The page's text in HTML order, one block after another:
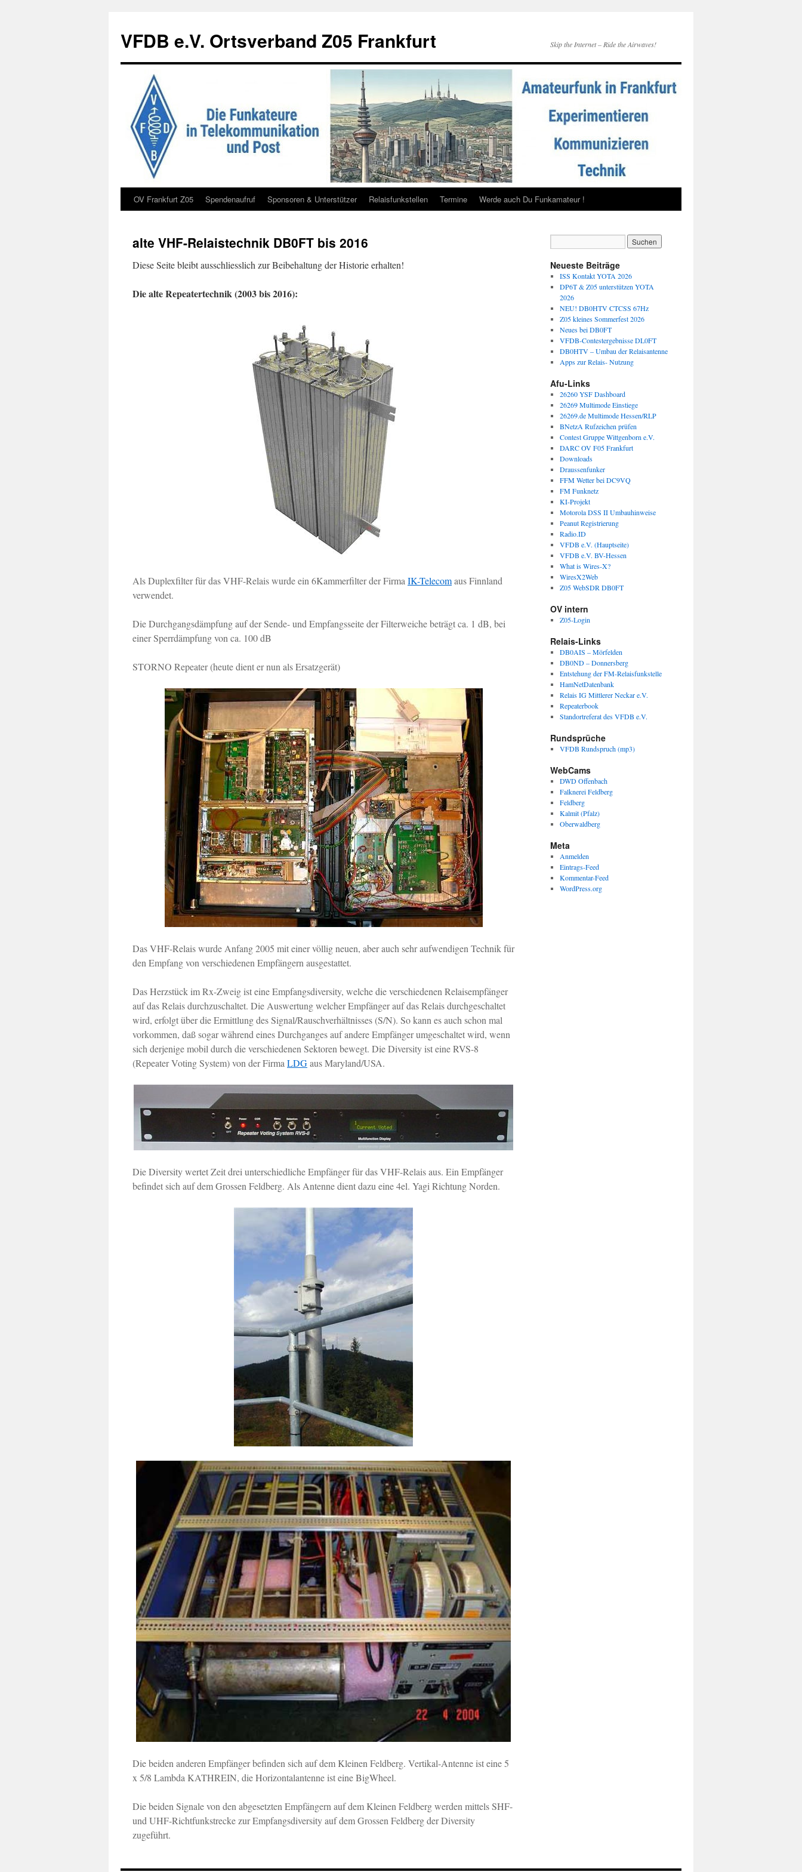
springen
VFDB e.V. Ortsverband Z05 Frankfurt Skip the Internet – Ride the Airwaves!
OV Frankfurt Z05 Spendenaufruf Sponsoren & Unterstützer Relaisfunkstellen Termine Werde auch Du Funkamateur !
alte VHF-Relaistechnik DB0FT bis 2016
Diese Seite bleibt ausschliesslich zur Beibehaltung der Historie erhalten!
Die alte Repeatertechnik (2003 bis 2016):
Als Duplexfilter für das VHF-Relais wurde ein 6Kammerfilter der Firma IK-Telecomaus Finnland
verwendet.
Die Durchgangsdämpfung auf der Sende- und Empfangsseite der Filterweiche beträgt ca. 1 dB, bei
einer Sperrdämpfung von ca. 100 dB
STORNO Repeater (heute dient er nun als Ersatzgerät)
Das VHF-Relais wurde Anfang 2005 mit einer völlig neuen, aber auch sehr aufwendigen Technik für
den Empfang von verschiedenen Empfängern ausgestattet.
Das Herzstück im Rx-Zweig ist eine Empfangsdiversity, welche die verschiedenen Relaisempfänger
auf das Relais durchzuschaltet. Die Auswertung welcher Empfänger auf das Relais durchgeschaltet
wird, erfolgt über die Ermittlung des Signal/Rauschverhältnisses (S/N). So kann es auch schon mal
vorkommen, daß sogar während eines Durchganges auf andere Empfänger umgeschaltet wird, wenn
sich derjenige mobil durch die verschiedenen Sektoren bewegt. Die Diversity ist eine RVS-8
(Repeater Voting System) von der Firma LDGaus Maryland/USA.
Die Diversity wertet Zeit drei unterschiedliche Empfänger für das VHF-Relais aus. Ein Empfänger
befindet sich auf dem Grossen Feldberg. Als Antenne dient dazu eine 4el. Yagi Richtung Norden.
Die beiden anderen Empfänger befinden sich auf dem Kleinen Feldberg. Vertikal-Antenne ist eine 5
x 5/8 Lambda KATHREIN, die Horizontalantenne ist eine BigWheel.
Die beiden Signale von den abgesetzten Empfängern auf dem Kleinen Feldberg werden mittels SHF-
und UHF-Richtfunkstrecke zur Empfangsdiversity auf dem Grossen Feldberg der Diversity
zugeführt.
Neueste Beiträge
ISS Kontakt YOTA 2026
DP6T & Z05 unterstützen YOTA
2026
NEU! DB0HTV CTCSS 67Hz
Z05 kleines Sommerfest 2026
Neues bei DB0FT
VFDB-Contestergebnisse DL0FT
DB0HTV – Umbau der Relaisantenne
Apps zur Relais- Nutzung
Afu-Links
26260 YSF Dashboard
26269 Multimode Einstiege
26269.de Multimode Hessen/RLP
BNetzA Rufzeichen prüfen
Contest Gruppe Wittgenborn e.V.
DARC OV F05 Frankfurt
Downloads
Draussenfunker
FFM Wetter bei DC9VQ
FM Funknetz
KI-Projekt
Motorola DSS II Umbauhinweise
Peanut Registrierung
Radio.ID
VFDB e.V. (Hauptseite)
VFDB e.V. BV-Hessen
What is Wires-X?
WiresX2Web
Z05 WebSDR DB0FT
OV intern
Z05-Login
Relais-Links
DB0AIS – Mörfelden
DB0ND – Donnersberg
Entstehung der FM-Relaisfunkstelle
HamNetDatenbank
Relais IG Mittlerer Neckar e.V.
Repeaterbook
Standortreferat des VFDB e.V.
Rundsprüche
VFDB Rundspruch (mp3)
WebCams
DWD Offenbach
Falknerei Feldberg
Feldberg
Kalmit (Pfalz)
Oberwaldberg
Meta
Anmelden
Eintrags-Feed
Kommentar-Feed
WordPress.org